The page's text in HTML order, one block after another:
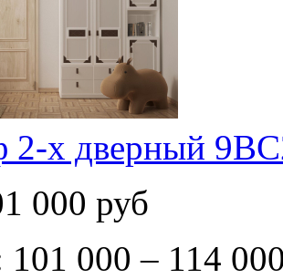
х дверный
000 руб
101 000 – 114